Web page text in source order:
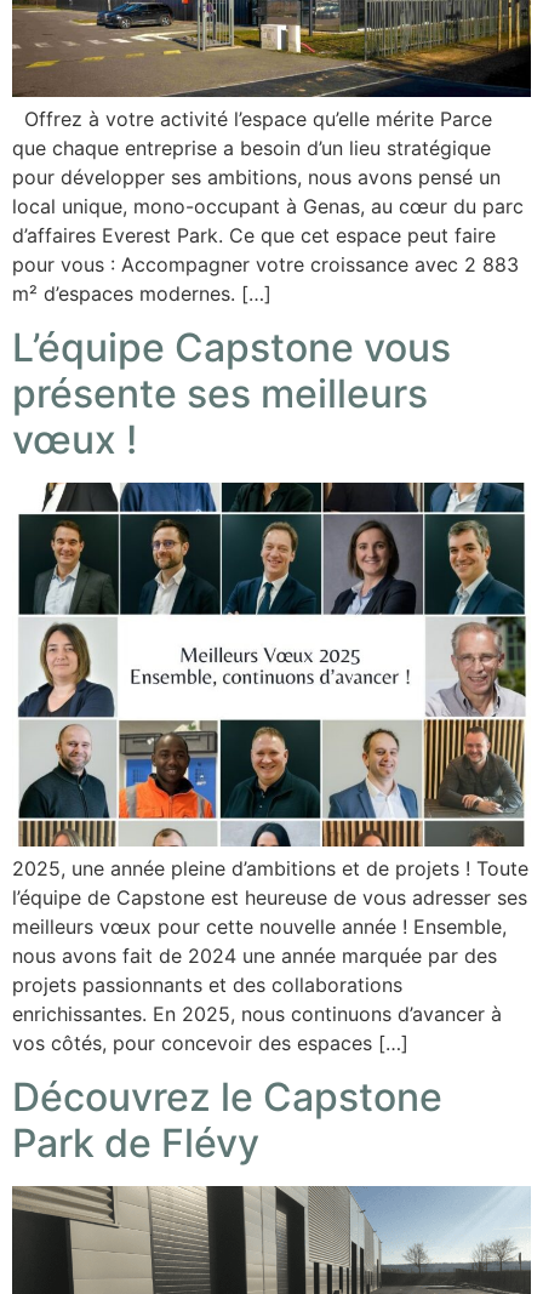
Offrez à votre activité l’espace qu’elle mérite Parce
que chaque entreprise a besoin d’un lieu stratégique
pour développer ses ambitions, nous avons pensé un
local unique, mono-occupant à Genas, au cœur du parc
d’affaires Everest Park. Ce que cet espace peut faire
pour vous : Accompagner votre croissance avec 2 883
m² d’espaces modernes. […]
L’équipe Capstone vous
présente ses meilleurs
vœux !
2025, une année pleine d’ambitions et de projets ! Toute
l’équipe de Capstone est heureuse de vous adresser ses
meilleurs vœux pour cette nouvelle année ! Ensemble,
nous avons fait de 2024 une année marquée par des
projets passionnants et des collaborations
enrichissantes. En 2025, nous continuons d’avancer à
vos côtés, pour concevoir des espaces […]
Découvrez le Capstone
Park de Flévy